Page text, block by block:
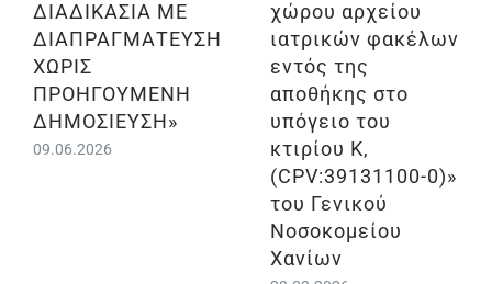
ΔΙΑΔΙΚΑΣΙΑ ΜΕ
ΔΙΑΠΡΑΓΜΑΤΕΥΣΗ
ΧΩΡΙΣ
ΠΡΟΗΓΟΥΜΕΝΗ
ΔΗΜΟΣΙΕΥΣΗ»
09.06.2026
χώρου αρχείου
ιατρικών φακέλων
εντός της
αποθήκης στο
υπόγειο του
κτιρίου Κ,
(CPV:39131100-0)»
του Γενικού
Νοσοκομείου
Χανίων